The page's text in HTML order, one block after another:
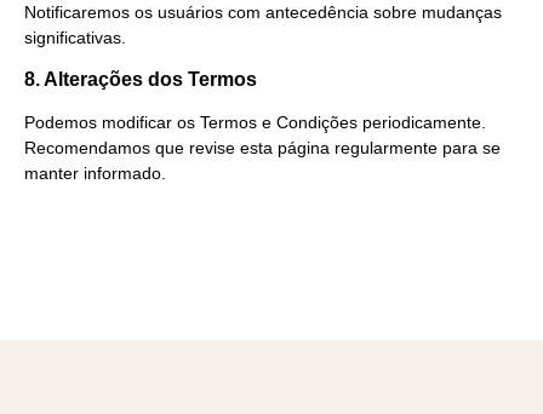
Notificaremos os usuários com antecedência sobre mudanças
significativas.
8. Alterações dos Termos
Podemos modificar os Termos e Condições periodicamente.
Recomendamos que revise esta página regularmente para se
manter informado.